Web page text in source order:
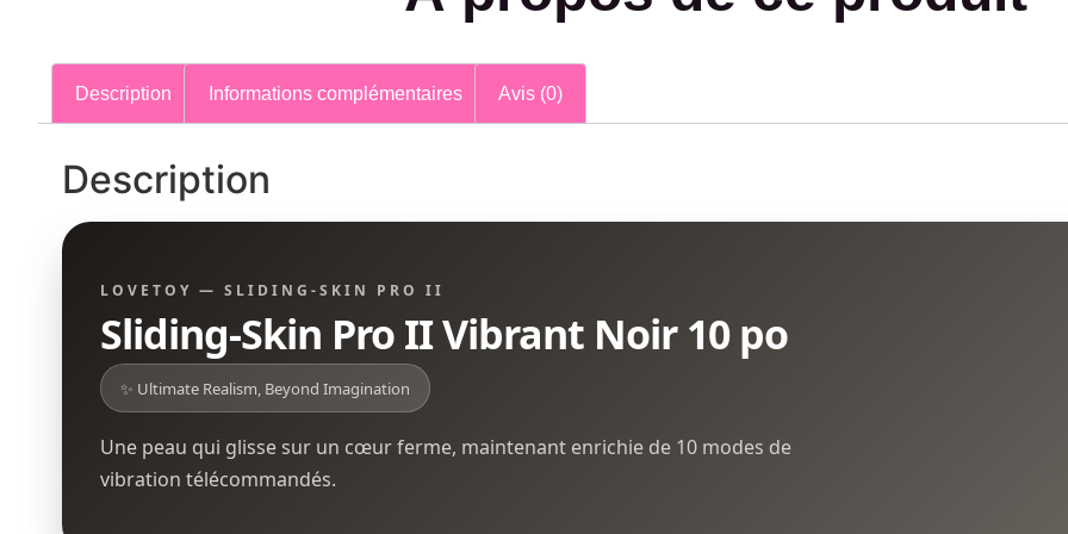
Description Informations complémentaires Avis (0)
Description
LOVETOY — SLIDING-SKIN PRO II
Sliding-Skin Pro II Vibrant Noir 10 po
✨ Ultimate Realism, Beyond Imagination
Une peau qui glisse sur un cœur ferme, maintenant enrichie de 10 modes de
vibration télécommandés.